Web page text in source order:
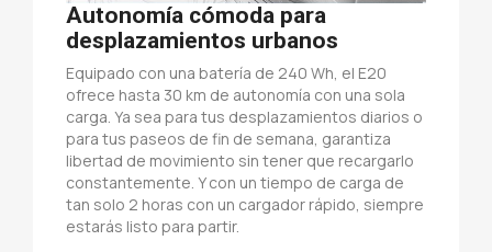
Autonomía cómoda para
desplazamientos urbanos
Equipado con una batería de 240 Wh, el E20
ofrece hasta 30 km de autonomía con una sola
carga. Ya sea para tus desplazamientos diarios o
para tus paseos de fin de semana, garantiza
libertad de movimiento sin tener que recargarlo
constantemente. Y con un tiempo de carga de
tan solo 2 horas con un cargador rápido, siempre
estarás listo para partir.